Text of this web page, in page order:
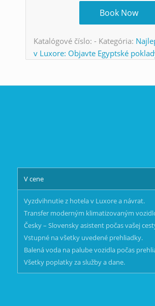
Book Now
Katalógové číslo: - Kategória:
v Luxore: Objavte Egyptské
V cene
Vyzdvihnutie z hotela v Luxore a návrat.
Transfer moderným klimatizovaným
Česky – Slovensky asistent počas vašej
Vstupné na všetky uvedené prehliadky.
Balená voda na palube vozidla počas
Všetky poplatky za služby a dane.